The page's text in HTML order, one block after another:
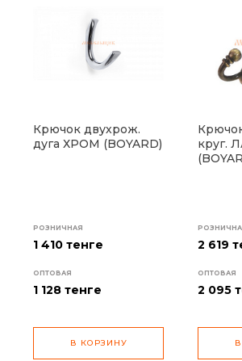
Крючок двухрож.
дуга ХРОМ (BOYARD)
РОЗНИЧНАЯ
1 410 тенге
ОПТОВАЯ
1 128 тенге
В КОРЗИНУ
круг.
2 619
ОПТОВАЯ
2 095